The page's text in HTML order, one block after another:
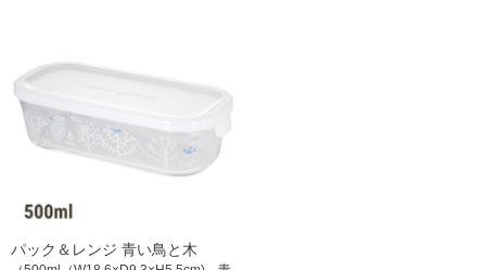
パック＆レンジ 青い鳥と木